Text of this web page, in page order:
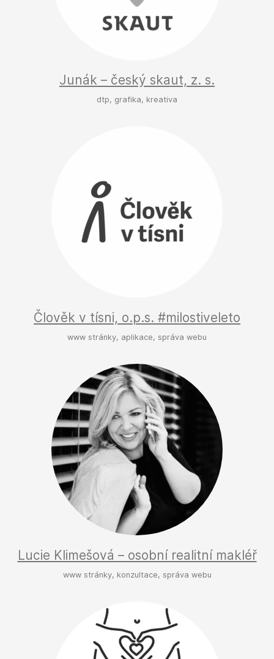
Junák – český skaut, z. s.
dtp, grafika, kreativa
Člověk v tísni, o.p.s. #milostiveleto
www stránky, aplikace, správa webu
Lucie Klimešová – osobní realitní makléř
www stránky, konzultace, správa webu